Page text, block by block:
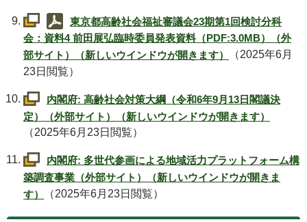
東京都高齢社会福祉審議会23期第1回検討分科
会：資料4 前田展弘臨時委員発表資料（PDF:3.0MB）（外
部サイト）（新しいウインドウが開きます）
（2025年6月
23日閲覧）
内閣府: 高齢社会対策大綱（令和6年9月13日閣議決
定）（外部サイト）（新しいウインドウが開きます）
（2025年6月23日閲覧）
内閣府: 多世代参画による地域活力プラットフォーム構
築調査事業（外部サイト）（新しいウインドウが開きま
す）
（2025年6月23日閲覧）